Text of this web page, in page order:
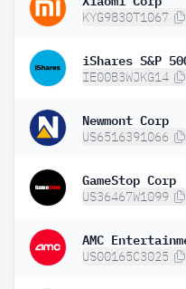
KYG9830T1067
IE00B3WJKG14
Newmont Corp
US6516391066
GameStop Corp
US36467W1099
AMC
US00165C3025